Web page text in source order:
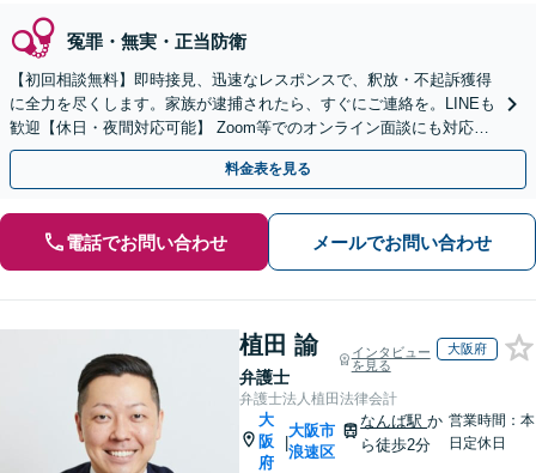
冤罪・無実・正当防衛
【初回相談無料】即時接見、迅速なレスポンスで、釈放・不起訴獲得
に全力を尽くします。家族が逮捕されたら、すぐにご連絡を。LINEも
歓迎【休日・夜間対応可能】 Zoom等でのオンライン面談にも対応し
ます【メールでの予約、問い合わせ可能】
料金表を見る
電話でお問い合わせ メールでお問い合わせ
植田 諭
弁護士
インタビュー
を見る
大阪府
弁護士法人植田法律会計
大
阪
府
|
大阪市
浪速区
なんば駅か
ら徒歩2分
営業時間：本
日定休日